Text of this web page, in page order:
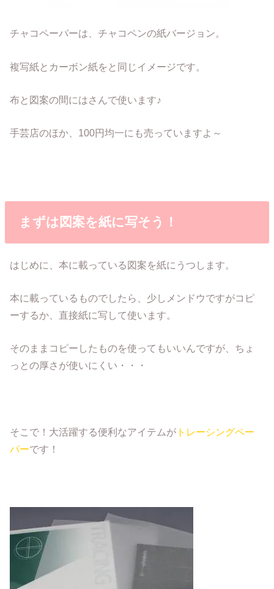
チャコペーパーは、チャコペンの紙バージョン。
複写紙とカーボン紙をと同じイメージです。
布と図案の間にはさんで使います♪
手芸店のほか、100円均一にも売っていますよ～
まずは図案を紙に写そう！
はじめに、本に載っている図案を紙にうつします。
本に載っているものでしたら、少しメンドウですがコピ
ーするか、直接紙に写して使います。
そのままコピーしたものを使ってもいいんですが、ちょ
っとの厚さが使いにくい・・・
そこで！大活躍する便利なアイテムが トレーシングペー
パーです！